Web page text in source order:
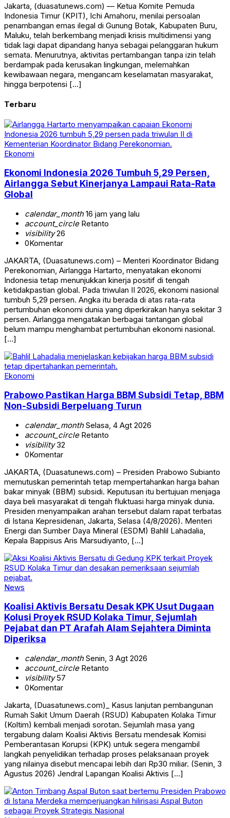
Jakarta, (duasatunews.com) — Ketua Komite Pemuda
Indonesia Timur (KPIT), Ichi Amahoru, menilai persoalan
penambangan emas ilegal di Gunung Botak, Kabupaten Buru,
Maluku, telah berkembang menjadi krisis multidimensi yang
tidak lagi dapat dipandang hanya sebagai pelanggaran hukum
semata. Menurutnya, aktivitas pertambangan tanpa izin telah
berdampak pada kerusakan lingkungan, melemahkan
kewibawaan negara, mengancam keselamatan masyarakat,
hingga berpotensi […]
Terbaru
Ekonomi
Ekonomi Indonesia 2026 Tumbuh 5,29 Persen,
Airlangga Sebut Kinerjanya Lampaui Rata-Rata
Global
calendar_month16 jam yang lalu
account_circleRetanto
visibility26
0Komentar
JAKARTA, (Duasatunews.com) – Menteri Koordinator Bidang
Perekonomian, Airlangga Hartarto, menyatakan ekonomi
Indonesia tetap menunjukkan kinerja positif di tengah
ketidakpastian global. Pada triwulan II 2026, ekonomi nasional
tumbuh 5,29 persen. Angka itu berada di atas rata-rata
pertumbuhan ekonomi dunia yang diperkirakan hanya sekitar 3
persen. Airlangga mengatakan berbagai tantangan global
belum mampu menghambat pertumbuhan ekonomi nasional.
[…]
Ekonomi
Prabowo Pastikan Harga BBM Subsidi Tetap, BBM
Non-Subsidi Berpeluang Turun
calendar_monthSelasa, 4 Agt 2026
account_circleRetanto
visibility32
0Komentar
JAKARTA, (Duasatunews.com) – Presiden Prabowo Subianto
memutuskan pemerintah tetap mempertahankan harga bahan
bakar minyak (BBM) subsidi. Keputusan itu bertujuan menjaga
daya beli masyarakat di tengah fluktuasi harga minyak dunia.
Presiden menyampaikan arahan tersebut dalam rapat terbatas
di Istana Kepresidenan, Jakarta, Selasa (4/8/2026). Menteri
Energi dan Sumber Daya Mineral (ESDM) Bahlil Lahadalia,
Kepala Bappisus Aris Marsudiyanto, […]
News
Koalisi Aktivis Bersatu Desak KPK Usut Dugaan
Kolusi Proyek RSUD Kolaka Timur, Sejumlah
Pejabat dan PT Arafah Alam Sejahtera Diminta
Diperiksa
calendar_monthSenin, 3 Agt 2026
account_circleRetanto
visibility57
0Komentar
Jakarta, (Duasatunews.com)_ Kasus lanjutan pembangunan
Rumah Sakit Umum Daerah (RSUD) Kabupaten Kolaka Timur
(Koltim) kembali menjadi sorotan. Sejumlah masa yang
tergabung dalam Koalisi Aktivis Bersatu mendesak Komisi
Pemberantasan Korupsi (KPK) untuk segera mengambil
langkah penyelidikan terhadap proses pelaksanaan proyek
yang nilainya disebut mencapai lebih dari Rp30 miliar. (Senin, 3
Agustus 2026) Jendral Lapangan Koalisi Aktivis […]